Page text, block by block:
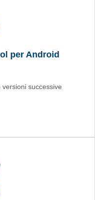
per Android
successive